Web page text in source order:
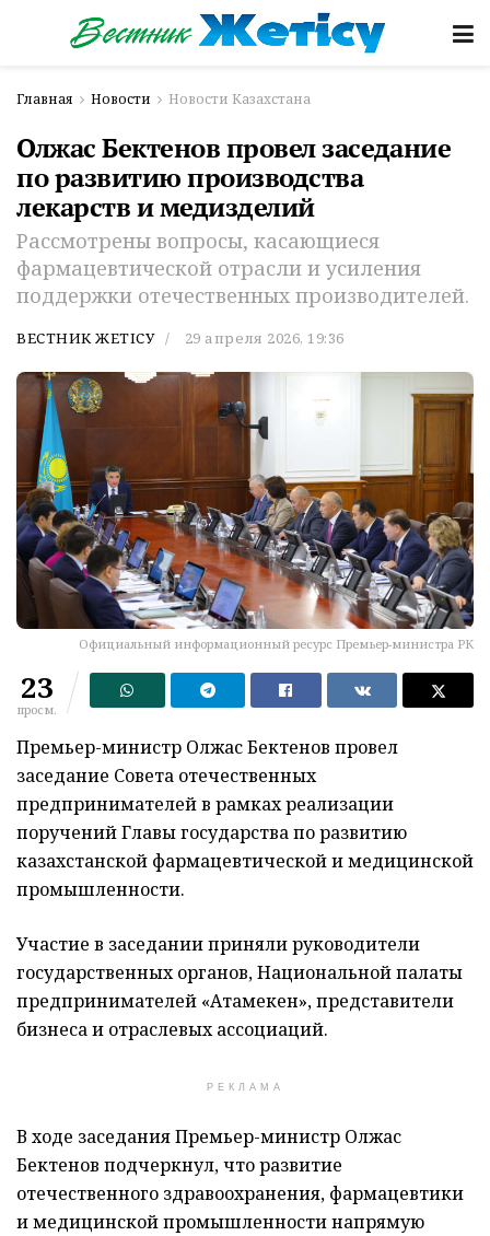
Главная Новости Новости Казахстана
Олжас Бектенов провел заседание
по развитию производства
лекарств и медизделий
Рассмотрены вопросы, касающиеся
фармацевтической отрасли и усиления
поддержки отечественных производителей.
ВЕСТНИК ЖЕТІСУ 29 апреля 2026, 19:36
Официальный информационный ресурс Премьер-министра РК
23
просм.
Премьер-министр Олжас Бектенов провел
заседание Совета отечественных
предпринимателей в рамках реализации
поручений Главы государства по развитию
казахстанской фармацевтической и медицинской
промышленности.
Участие в заседании приняли руководители
государственных органов, Национальной палаты
предпринимателей «Атамекен», представители
бизнеса и отраслевых ассоциаций.
РЕКЛАМА
В ходе заседания Премьер-министр Олжас
Бектенов подчеркнул, что развитие
отечественного здравоохранения, фармацевтики
и медицинской промышленности напрямую